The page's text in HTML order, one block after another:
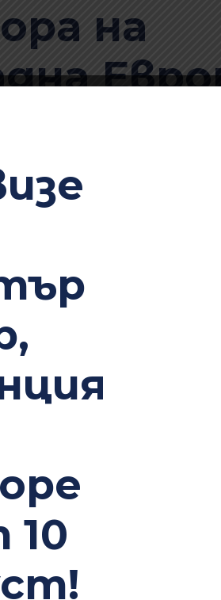
на
и
ремонти. Ние с гордост посрещаме
транспорт, техните
на турбокомпресора в
и Франция.
турбокомпресори – ние ги
и след
на
10